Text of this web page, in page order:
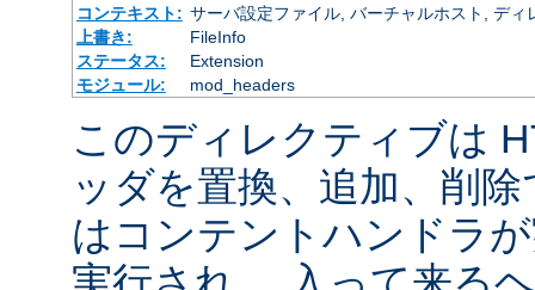
コンテキスト: サーバ設定ファイル, バーチャルホスト, ディ
上書き:
FileInfo
ステータス:
Extension
モジュール:
mod_headers
このディレクティブは
ッダを置換、追加、削
はコンテントハンドラ